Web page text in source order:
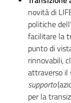
novità di
politiche
facilitare la
punto di
rinnovabili,
attraverso il
supporto
per la